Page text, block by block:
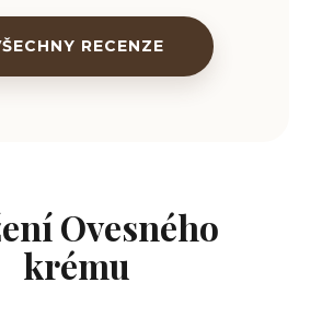
RECENZE
Ovesného
krému